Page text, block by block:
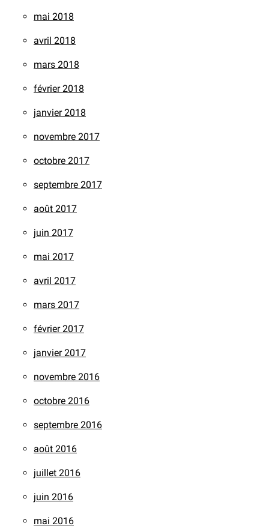
mai 2018
avril 2018
mars 2018
février 2018
janvier 2018
novembre 2017
octobre 2017
septembre 2017
août 2017
juin 2017
mai 2017
avril 2017
mars 2017
février 2017
janvier 2017
novembre 2016
octobre 2016
septembre 2016
août 2016
juillet 2016
juin 2016
mai 2016